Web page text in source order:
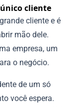
cliente
cliente e é
mão dele.
empresa, um
o negócio.
de um só
você espera.